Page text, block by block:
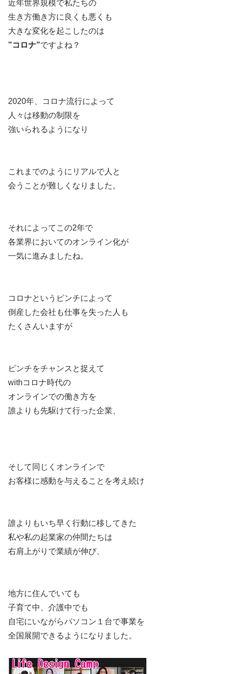
近年世界規模で私たちの
生き方働き方に良くも悪くも
大きな変化を起こしたのは
”コロナ”ですよね？
2020年、コロナ流行によって
人々は移動の制限を
強いられるようになり
これまでのようにリアルで人と
会うことが難しくなりました。
それによってこの2年で
各業界においてのオンライン化が
一気に進みましたね。
コロナというピンチによって
倒産した会社も仕事を失った人も
たくさんいますが
ピンチをチャンスと捉えて
withコロナ時代の
オンラインでの働き方を
誰よりも先駆けて行った企業、
そして同じくオンラインで
お客様に感動を与えることを考え続け
誰よりもいち早く行動に移してきた
私や私の起業家の仲間たちは
右肩上がりで業績が伸び、
地方に住んでいても
子育て中、介護中でも
自宅にいながらパソコン１台で事業を
全国展開できるようになりました。